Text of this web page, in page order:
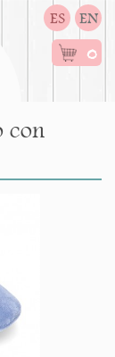
ES EN
0
con